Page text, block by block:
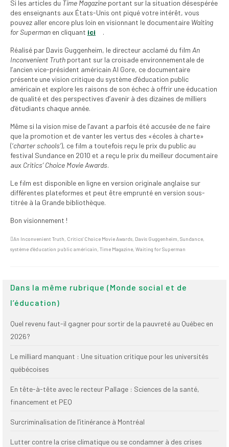
institutionnels
Statuts et
Politiques
Outils de visibilité
Signature – Courriel –
Signature – Fond
d’écran – Place à
notre valorisation
Signature – Courriel
(FNEEQ)
Publications
Communiqués
et Bilans
SCCUQ@
Si les articles du Time Magazine portant sur la situation désespérée
des enseignants aux États-Unis ont piqué votre intérêt, vous
pouvez aller encore plus loin en visionnant le documentaire Waiting
for Superman en cliquant ici .
Réalisé par Davis Guggenheim, le directeur acclamé du film An
Inconvenient Truth portant sur la croisade environnementale de
l’ancien vice-président américain Al Gore, ce documentaire
présente une vision critique du système d’éducation public
américain et explore les raisons de son échec à offrir une éducation
de qualité et des perspectives d’avenir à des dizaines de milliers
d’étudiants chaque année.
Même si la vision mise de l’avant a parfois été accusée de ne faire
que la promotion et de vanter les vertus des «écoles à charte»
(‘charter schools’), ce film a toutefois reçu le prix du public au
festival Sundance en 2010 et a reçu le prix du meilleur documentaire
aux Critics’ Choice Movie Awards.
Le film est disponible en ligne en version originale anglaise sur
différentes plateformes et peut être emprunté en version sous-
titrée à la Grande bibliothèque.
Bon visionnement !
An Inconvenient Truth, Critics’ Choice Movie Awards, Davis Guggenheim, Sundance,
système d’éducation public américain, Time Magazine, Waiting for Superman
Dans la même rubrique (Monde social et de
l’éducation)
Quel revenu faut-il gagner pour sortir de la pauvreté au Québec en
2026?
Le milliard manquant : Une situation critique pour les universités
québécoises
En tête-à-tête avec le recteur Pallage : Sciences de la santé,
financement et PEQ
Surcriminalisation de l’itinérance à Montréal
Lutter contre la crise climatique ou se condamner à des crises